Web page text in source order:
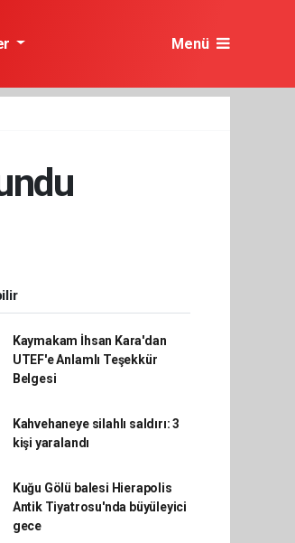
Menü
Kaymakam İhsan Kara'dan
UTEF'e Anlamlı Teşekkür
Belgesi
Kahvehaneye silahlı saldırı: 3
kişi yaralandı
Kuğu Gölü balesi Hierapolis
Antik Tiyatrosu'nda büyüleyici
gece